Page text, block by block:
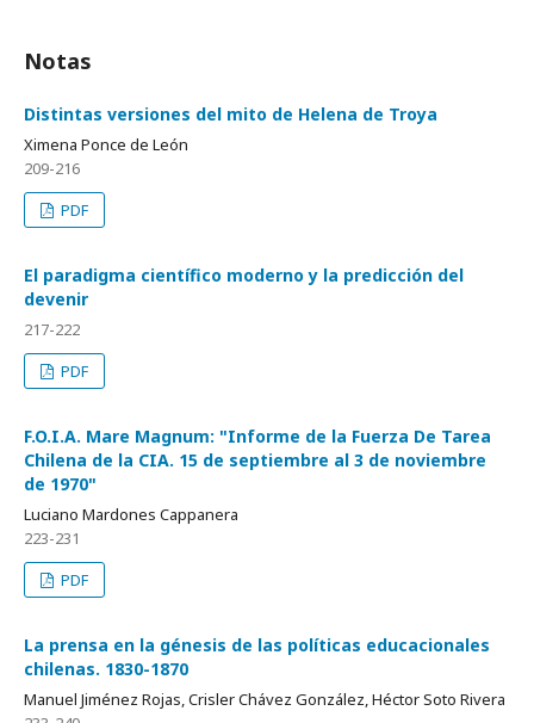
Notas
Distintas versiones del mito de Helena de Troya
Ximena Ponce de León
209-216
PDF
El paradigma científico moderno y la predicción del
devenir
217-222
PDF
F.O.I.A. Mare Magnum: "Informe de la Fuerza De Tarea
Chilena de la CIA. 15 de septiembre al 3 de noviembre
de 1970"
Luciano Mardones Cappanera
223-231
PDF
La prensa en la génesis de las políticas educacionales
chilenas. 1830-1870
Manuel Jiménez Rojas, Crisler Chávez González, Héctor Soto Rivera